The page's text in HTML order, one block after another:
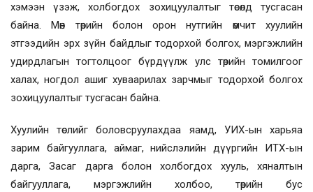
хэмээн үзэж, холбогдох зохицуулалтыг төсөлд тусгасан
байна. Мөн төрийн болон орон нутгийн өмчит хуулийн
этгээдийн эрх зүйн байдлыг тодорхой болгох, мэргэжлийн
удирдлагын тогтолцоог бүрдүүлж улс төрийн томилгоог
халах,ногдол ашиг хуваарилах зарчмыг тодорхой болгох
зохицуулалтыг тусгасан байна.
Хуулийн төслийг боловсруулахдаа яамд, УИХ-ын харьяа
зарим байгууллага, аймаг, нийслэлийн дүүргийн ИТХ-ын
дарга, Засаг дарга болон холбогдох хууль, хяналтын
байгууллага, мэргэжлийн холбоо, төрийн бус